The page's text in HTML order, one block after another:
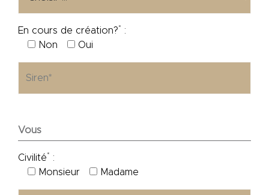
En cours de création?* :
Non
Oui
Vous
Civilité* :
Monsieur
Madame